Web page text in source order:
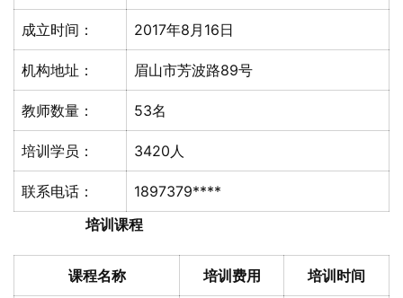
成立时间： 2017年8月16日
机构地址： 眉山市芳波路89号
教师数量： 53名
培训学员： 3420人
联系电话：
1897379****
培训课程
课程名称 培训费用 培训时间